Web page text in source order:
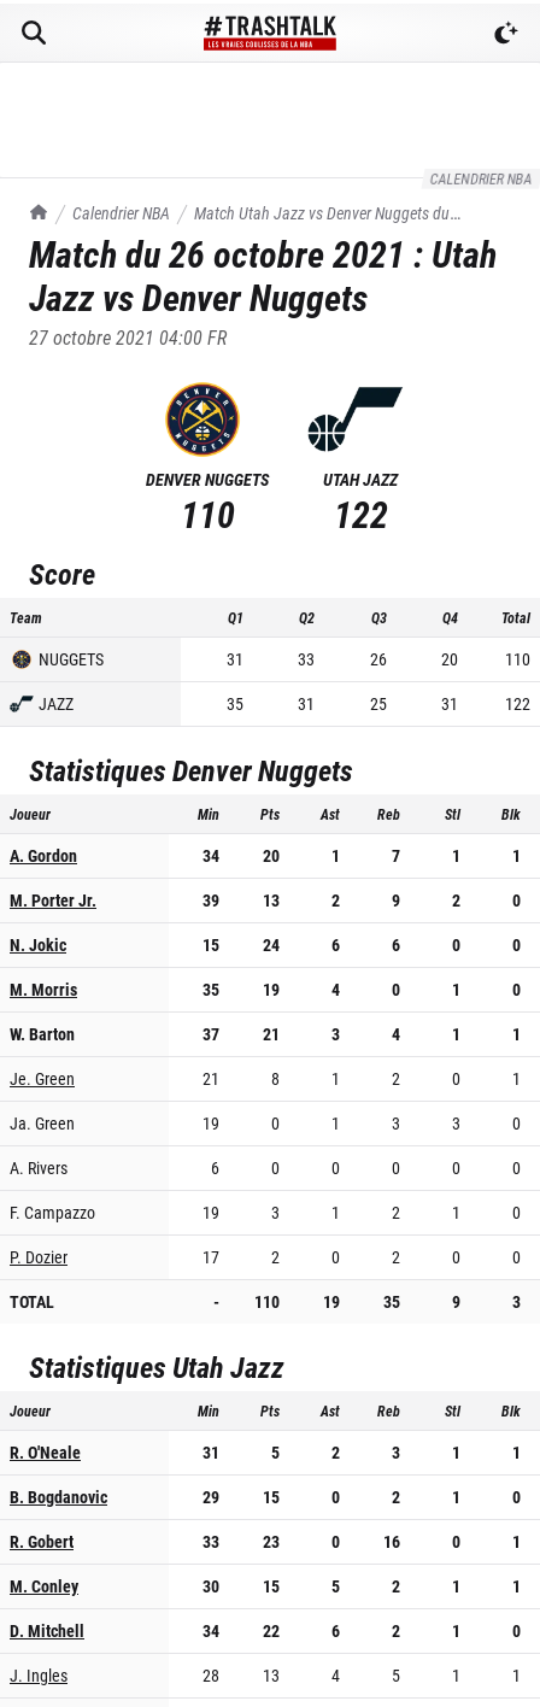
CALENDRIER NBA
TrashTalk Actu NBA
Calendrier NBA Match Utah Jazz vsDenver Nuggetsdu
26/10/2021
Match du26 octobre 2021 : Utah
Jazz vsDenver Nuggets
27 octobre 2021 04:00FR
DENVER NUGGETS
110
UTAH JAZZ
122
Score
Team Q1 Q2 Q3 Q4 Total
NUGGETS 31 33 26 20
110
JAZZ
35 31 25 31 122
StatistiquesDenver Nuggets
Joueur Min Pts Ast Reb Stl Blk
A. Gordon 34 20 1 7 1
1
M. Porter Jr.
39 13 2 9 2
0
N. Jokic
15 24 6 6 0
0
M. Morris
35 19 4 0 1
0
W. Barton
37 21 3 4 1
1
Je. Green
21 8 1 2 0
1
Ja. Green
19 0 1 3 3
0
A. Rivers
6 0 0 0 0
0
F. Campazzo
19 3 1 2 1
0
P. Dozier
17 2 0 2 0
0
TOTAL
- 110 19 35 9 3
Statistiques Utah Jazz
Joueur Min Pts Ast Reb Stl Blk
R. O'Neale 31 5 2 3 1
1
B. Bogdanovic
29 15 0 2 1
0
R. Gobert
33 23 0 16 0
1
M. Conley
30 15 5 2 1
1
D. Mitchell
34 22 6 2 1
0
J. Ingles
28 13 4 5 1
1